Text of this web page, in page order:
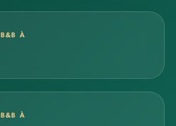
B&B À
B&B À